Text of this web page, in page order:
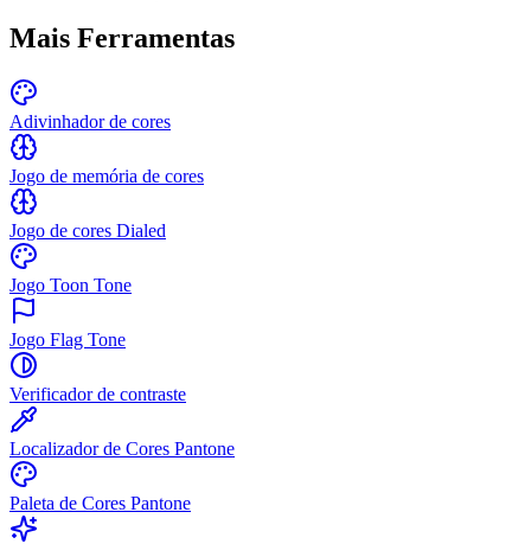
Mais Ferramentas
Adivinhador de cores
Jogo de memória de cores
Jogo de cores Dialed
Jogo Toon Tone
Jogo Flag Tone
Verificador de contraste
Localizador de Cores Pantone
Paleta de Cores Pantone